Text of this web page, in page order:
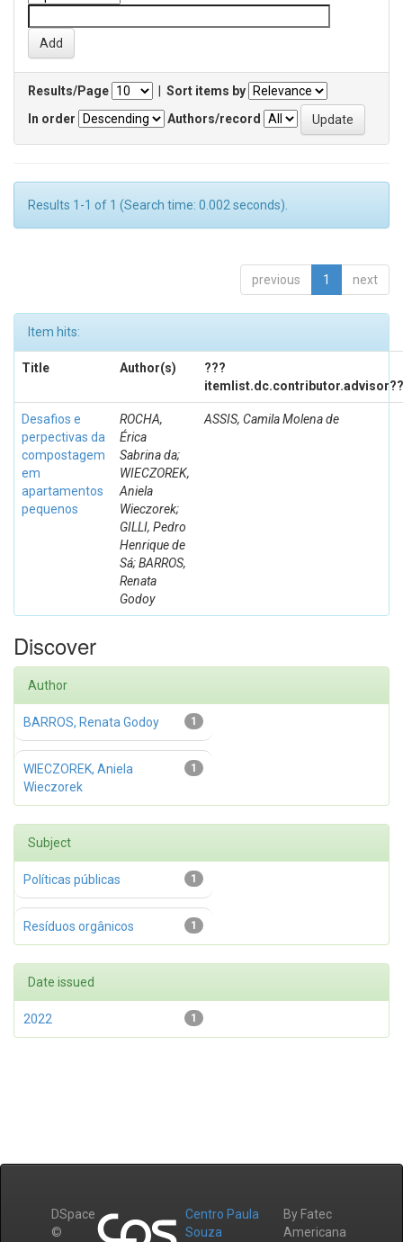
Results/Page
Sort items by
In order
Authors/record
Results 1-1 of 1 (Search time: 0.002 seconds).
previous 1 next
Item hits:
Title Author(s)
???
Desafios e
perpectivas da
compostagem
em
apartamentos
pequenos
ROCHA,
Érica
Sabrina da;
WIECZOREK,
Aniela
Wieczorek;
GILLI, Pedro
Henrique de
Sá; BARROS,
Renata
Godoy
ASSIS, Camila Molena de
Discover
Author
1
BARROS, Renata Godoy
1
WIECZOREK, Aniela
Wieczorek
Subject
1
Políticas públicas
1
Resíduos orgânicos
Date issued
1
2022
DSpace
©
Centro Paula
Souza
By Fatec
Americana